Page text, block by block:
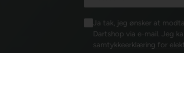
Ja tak, jeg ønsker at
Dartshop via e-mail. Jeg
samtykkeerklæring for